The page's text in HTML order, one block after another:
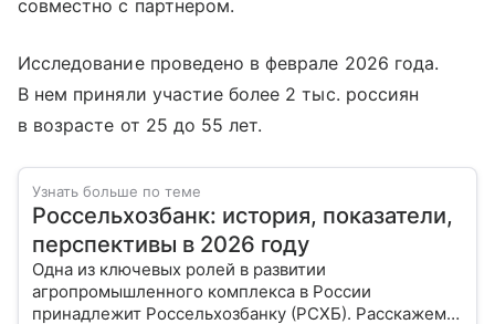
совместно с партнером.
Исследование проведено в феврале 2026 года.
В нем приняли участие более 2 тыс. россиян
в возрасте от 25 до 55 лет.
Узнать больше по теме
Россельхозбанк: история, показатели,
перспективы в 2026 году
Одна из ключевых ролей в развитии
агропромышленного комплекса в России
принадлежит Россельхозбанку (РСХБ). Расскажем